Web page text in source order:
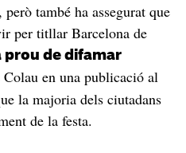
també ha assegurat que
per titllar Barcelona de
prou de difamar
en una publicació al
la majoria dels ciutadans
de la festa.